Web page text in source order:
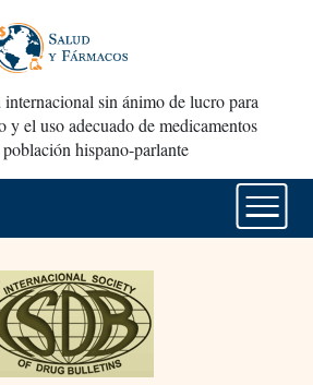
sin ánimo de lucro para
y el uso adecuado de medicamentos
hispano-parlante